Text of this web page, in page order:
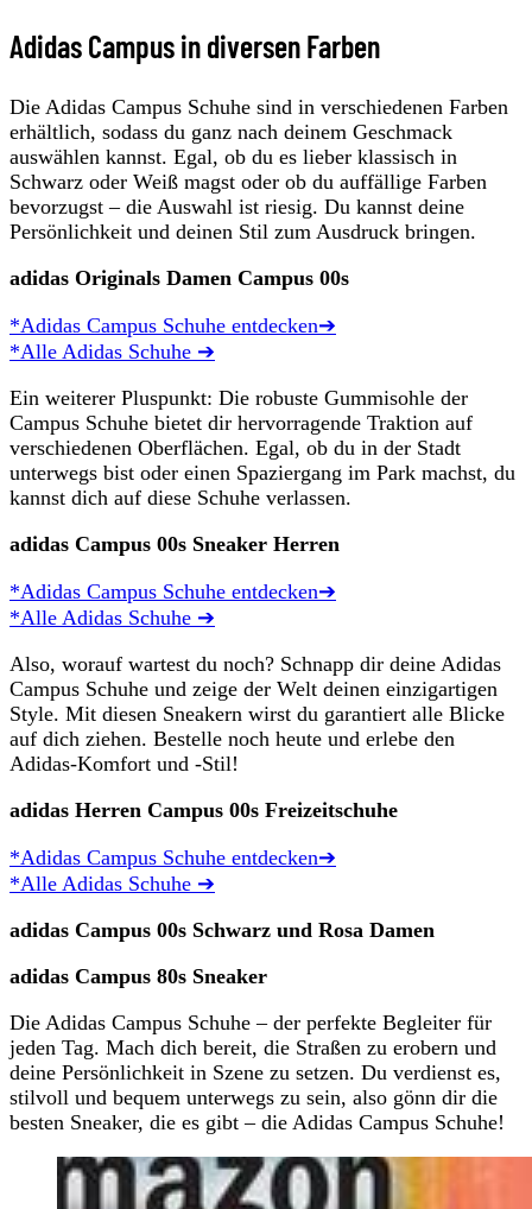
Adidas Campus in diversen Farben
Die Adidas Campus Schuhe sind in verschiedenen Farben
erhältlich, sodass du ganz nach deinem Geschmack
auswählen kannst. Egal, ob du es lieber klassisch in
Schwarz oder Weiß magst oder ob du auffällige Farben
bevorzugst – die Auswahl ist riesig. Du kannst deine
Persönlichkeit und deinen Stil zum Ausdruck bringen.
adidas Originals Damen Campus 00s
*Adidas Campus Schuhe entdecken➔
*Alle Adidas Schuhe ➔
Ein weiterer Pluspunkt: Die robuste Gummisohle der
Campus Schuhe bietet dir hervorragende Traktion auf
verschiedenen Oberflächen. Egal, ob du in der Stadt
unterwegs bist oder einen Spaziergang im Park machst, du
kannst dich auf diese Schuhe verlassen.
adidas Campus 00s Sneaker Herren
*Adidas Campus Schuhe entdecken➔
*Alle Adidas Schuhe ➔
Also, worauf wartest du noch? Schnapp dir deine Adidas
Campus Schuhe und zeige der Welt deinen einzigartigen
Style. Mit diesen Sneakern wirst du garantiert alle Blicke
auf dich ziehen. Bestelle noch heute und erlebe den
Adidas-Komfort und -Stil!
adidas Herren Campus 00s Freizeitschuhe
*Adidas Campus Schuhe entdecken➔
*Alle Adidas Schuhe ➔
adidas Campus 00s Schwarz und Rosa Damen
adidas Campus 80s Sneaker
Die Adidas Campus Schuhe – der perfekte Begleiter für
jeden Tag. Mach dich bereit, die Straßen zu erobern und
deine Persönlichkeit in Szene zu setzen. Du verdienst es,
stilvoll und bequem unterwegs zu sein, also gönn dir die
besten Sneaker, die es gibt – die Adidas Campus Schuhe!